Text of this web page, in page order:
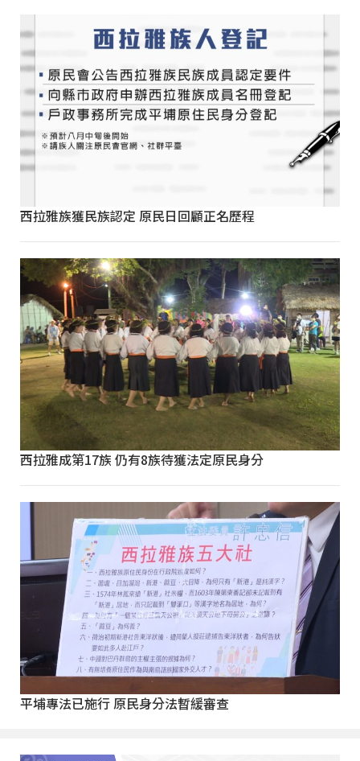
西拉雅族獲民族認定 原民日回顧正名歷程
西拉雅成第17族 仍有8族待獲法定原民身分
平埔專法已施行 原民身分法暫緩審查